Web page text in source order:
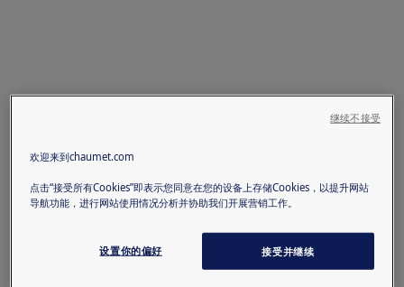
欢迎来到chaumet.com
点击“接受所有Cookies”即表示您同意在您的设备上存储Cookies，以提升网站
导航功能，进行网站使用情况分析并协助我们开展营销工作。
设置你的偏好 接受并继续
继续不接受